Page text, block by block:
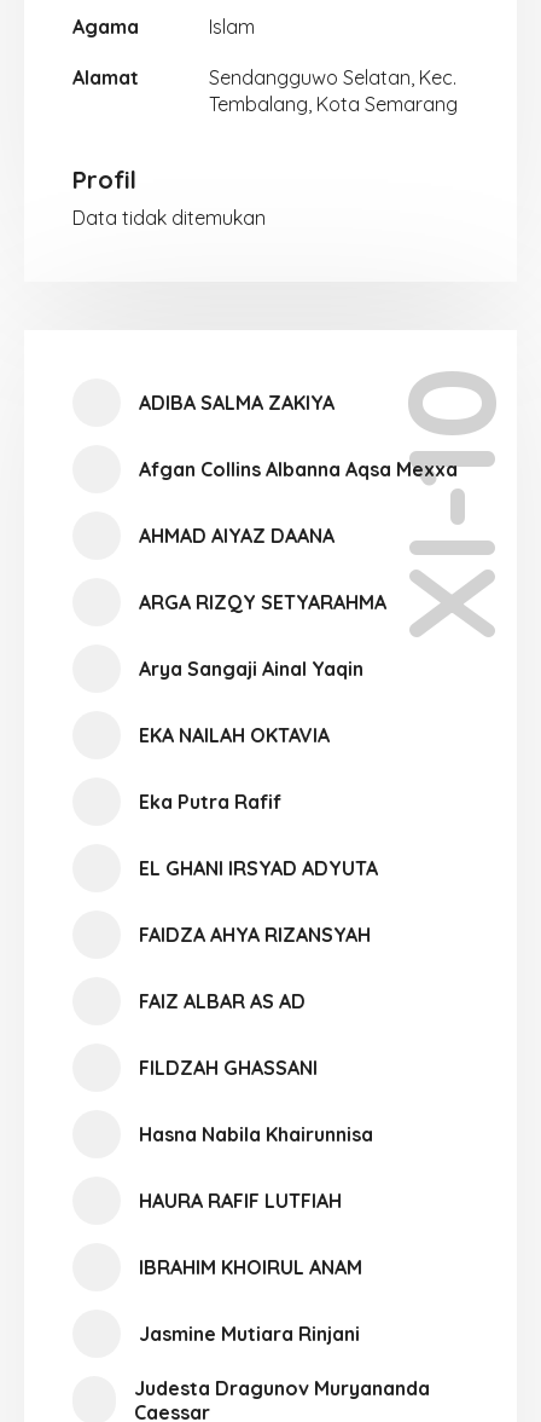
Agama Islam
Alamat
Sendangguwo Selatan, Kec.
Tembalang, Kota Semarang
Profil
Data tidak ditemukan
XI-10
ADIBA SALMA ZAKIYA
Afgan Collins Albanna Aqsa Mexxa
AHMAD AIYAZ DAANA
ARGA RIZQY SETYARAHMA
Arya Sangaji Ainal Yaqin
EKA NAILAH OKTAVIA
Eka Putra Rafif
EL GHANI IRSYAD ADYUTA
FAIDZA AHYA RIZANSYAH
FAIZ ALBAR AS AD
FILDZAH GHASSANI
Hasna Nabila Khairunnisa
HAURA RAFIF LUTFIAH
IBRAHIM KHOIRUL ANAM
Jasmine Mutiara Rinjani
Judesta Dragunov Muryananda
Caessar